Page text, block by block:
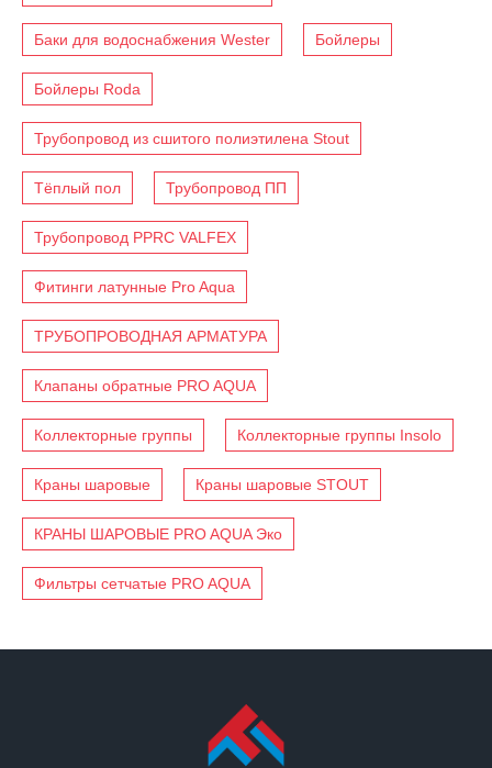
Баки для водоснабжения Wester Бойлеры
Бойлеры Roda
Трубопровод из сшитого полиэтилена Stout
Тёплый пол Трубопровод ПП
Трубопровод PPRC VALFEX
Фитинги латунные Pro Aqua
ТРУБОПРОВОДНАЯ АРМАТУРА
Клапаны обратные PRO AQUA
Коллекторные группы Коллекторные группы Insolo
Краны шаровые Краны шаровые STOUT
КРАНЫ ШАРОВЫЕ PRO AQUA Эко
Фильтры сетчатые PRO AQUA